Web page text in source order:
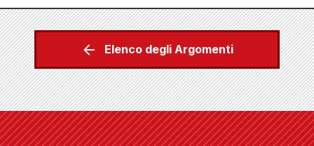
Elenco degli Argomenti